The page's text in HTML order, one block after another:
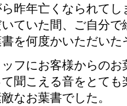
昨年亡くなられて
ていた間、ご自分
を何度かいただいた
フにお客様からの
聞こえる音をとて
なお葉書でした。